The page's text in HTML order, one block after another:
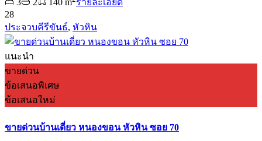
3
2 140 m รายละเอียด
28
ประจวบคีรีขันธ์, หัวหิน
แนะนำ
ขายด่วน
ข้อเสนอพิเศษ
ข้อเสนอใหม่
ขายด่วนบ้านเดี่ยว หนองขอน หัวหิน ซอย 70